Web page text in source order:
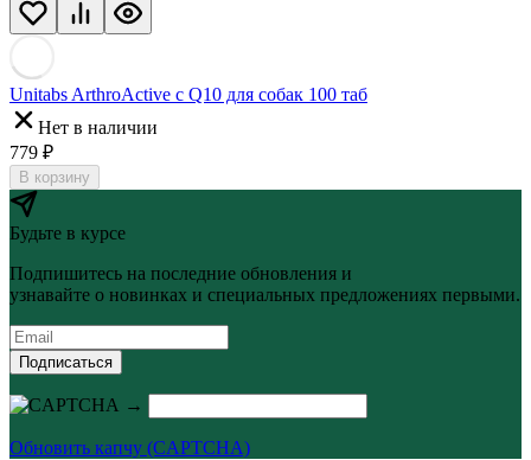
Unitabs ArthroАctive с Q10 для собак 100 таб
Нет в наличии
779 ₽
В корзину
Будьте в курсе
Подпишитесь на последние обновления и
узнавайте о новинках и специальных предложениях первыми.
Подписаться
→
Обновить капчу (CAPTCHA)